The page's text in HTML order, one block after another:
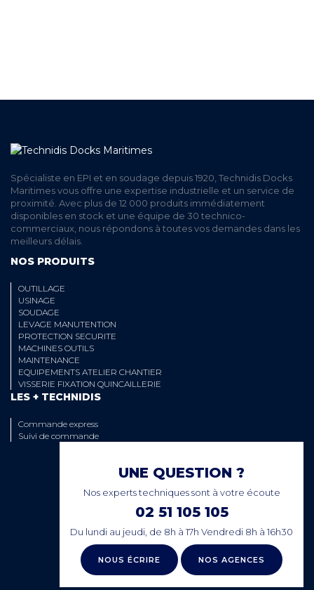
Spécialiste en EPI et en soudage depuis 1920, Technidis Docks
Maritimes vous offre une expertise industrielle et un service de
proximité. Avec plus de 12 000 produits immédiatement
disponibles en stock et une équipe de 30 technico-
commerciaux, nous répondons à toutes vos demandes dans les
meilleurs délais.
NOS PRODUITS
OUTILLAGE
USINAGE
SOUDAGE
LEVAGE MANUTENTION
PROTECTION SECURITE
MACHINES OUTILS
MAINTENANCE
EQUIPEMENTS ATELIER CHANTIER
VISSERIE FIXATION QUINCAILLERIE
LES + TECHNIDIS
Commande express
Suivi de commande
UNE QUESTION ?
Nos experts techniques sont à votre écoute
02 51 105 105
Du lundi au jeudi, de 8h à 17h Vendredi 8h à 16h30
NOUS ÉCRIRE NOS AGENCES